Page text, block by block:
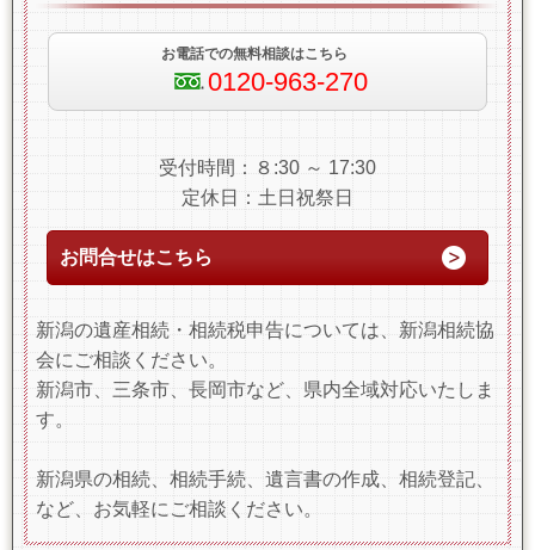
お電話での無料相談はこちら
0120-963-270
受付時間：８:30 ～ 17:30
定休日：土日祝祭日
お問合せはこちら
新潟の遺産相続・相続税申告については、新潟相続協
会にご相談ください。
新潟市、三条市、長岡市など、県内全域対応いたしま
す。
新潟県の相続、相続手続、遺言書の作成、相続登記、
など、お気軽にご相談ください。